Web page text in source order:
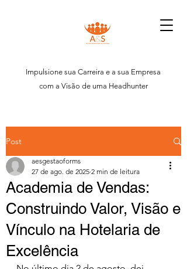
Impulsione sua Carreira e a sua Empresa
com a Visão de uma Headhunter
Post
Academia de Vendas:
Construindo Valor, Visão e
Vínculo na Hotelaria de
Excelência
aesgestaoforms
27 de ago. de 2025 2 min de leitura